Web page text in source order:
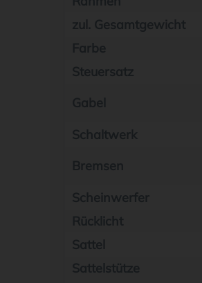
zul. Gesamtgewicht
Steuersatz
Schaltwerk
Scheinwerfer
Sattel